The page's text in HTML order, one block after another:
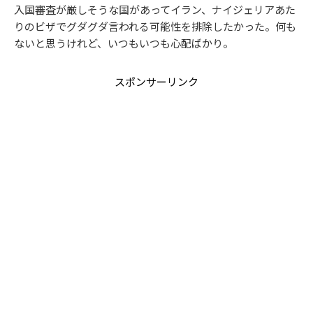
入国審査が厳しそうな国があってイラン、ナイジェリアあた
りのビザでグダグダ言われる可能性を排除したかった。何も
ないと思うけれど、いつもいつも心配ばかり。
スポンサーリンク